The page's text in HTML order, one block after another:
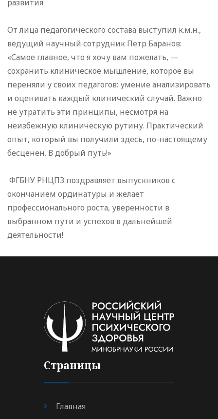
развития
От лица педагогического состава выступил к.м.н.,
ведущий научный сотрудник Петр Баранов:
«Самое главное, что я хочу вам пожелать, —
сохранить клиническое мышление, которое вы
переняли у своих педагогов: умение анализировать
и оценивать каждый клинический случай. Важно
не утратить эти принципы, несмотря на
неизбежную клиническую рутину. Практический
опыт, который вы получили здесь, по-настоящему
бесценен. В добрый путь!»
ФГБНУ РНЦПЗ поздравляет выпускников с
окончанием ординатуры и желает
профессионального роста, уверенности в
выбранном пути и успехов в дальнейшей
деятельности!
Страницы
Главная